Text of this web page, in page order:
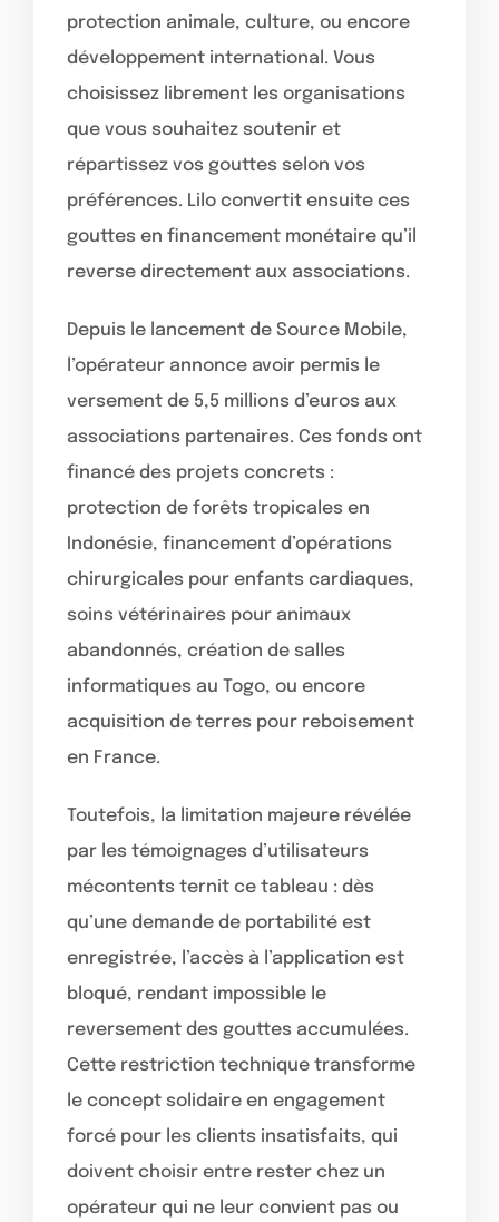
protection animale, culture, ou encore
développement international. Vous
choisissez librement les organisations
que vous souhaitez soutenir et
répartissez vos gouttes selon vos
préférences. Lilo convertit ensuite ces
gouttes en financement monétaire qu’il
reverse directement aux associations.
Depuis le lancement de Source Mobile,
l’opérateur annonce avoir permis le
versement de 5,5 millions d’euros aux
associations partenaires. Ces fonds ont
financé des projets concrets :
protection de forêts tropicales en
Indonésie, financement d’opérations
chirurgicales pour enfants cardiaques,
soins vétérinaires pour animaux
abandonnés, création de salles
informatiques au Togo, ou encore
acquisition de terres pour reboisement
en France.
Toutefois, la limitation majeure révélée
par les témoignages d’utilisateurs
mécontents ternit ce tableau : dès
qu’une demande de portabilité est
enregistrée, l’accès à l’application est
bloqué, rendant impossible le
reversement des gouttes accumulées.
Cette restriction technique transforme
le concept solidaire en engagement
forcé pour les clients insatisfaits, qui
doivent choisir entre rester chez un
opérateur qui ne leur convient pas ou